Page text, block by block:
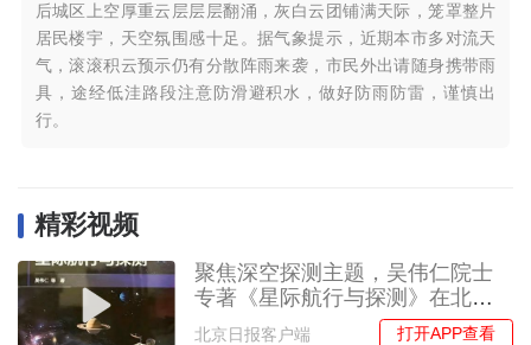
后城区上空厚重云层层层翻涌，灰白云团铺满天际，笼罩整片
居民楼宇，天空氛围感十足。据气象提示，近期本市多对流天
气，滚滚积云预示仍有分散阵雨来袭，市民外出请随身携带雨
具，途经低洼路段注意防滑避积水，做好防雨防雷，谨慎出
行。
精彩视频
聚焦深空探测主题，吴伟仁院士
专著《星际航行与探测》在北航
首发
北京日报客户端 打开APP查看